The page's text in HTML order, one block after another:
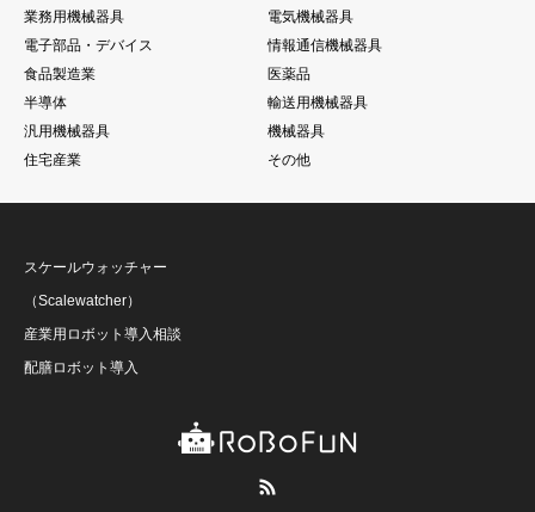
業務用機械器具
電気機械器具
電子部品・デバイス
情報通信機械器具
食品製造業
医薬品
半導体
輸送用機械器具
汎用機械器具
機械器具
住宅産業
その他
スケールウォッチャー
（Scalewatcher）
産業用ロボット導入相談
配膳ロボット導入